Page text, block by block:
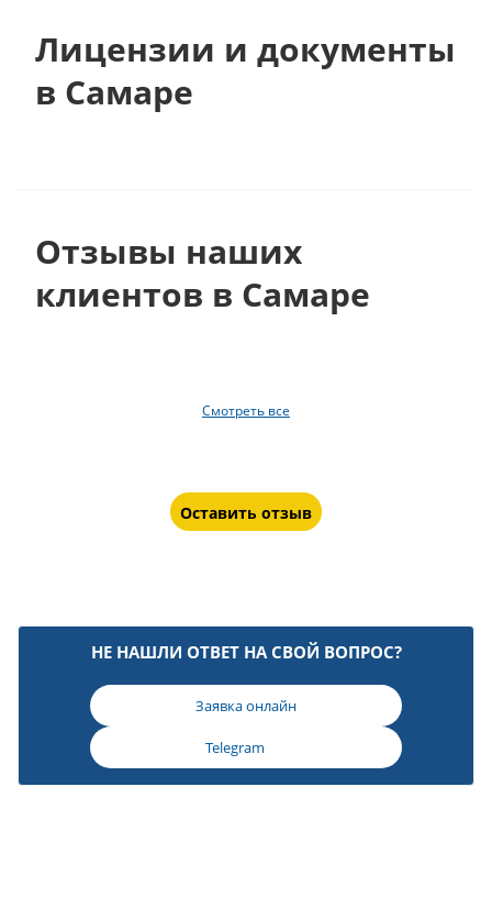
Лицензии и документы
в Самаре
Отзывы наших
клиентов в Самаре
Смотреть все
Оставить отзыв
НЕ НАШЛИ ОТВЕТ НА СВОЙ ВОПРОС?
Заявка онлайн
Telegram